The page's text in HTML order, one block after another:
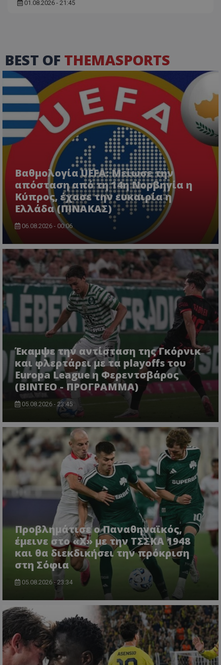
01.08.2026 - 21:45
BEST OF THEMASPORTS
Βαθμολογία UEFA: Μείωσε την
απόσταση από τη 14η Νορβηγία η
Κύπρος, έχασε την ευκαιρία η
Ελλάδα (ΠΙΝΑΚΑΣ)
06.08.2026 - 00:06
Έκαμψε την αντίσταση της Γκόρνικ
και φλερτάρει με τα playoffs του
Europa League η Φερεντσβάρος
(ΒΙΝΤΕΟ - ΠΡΟΓΡΑΜΜΑ)
05.08.2026 - 23:45
Προβλημάτισε ο Παναθηναϊκός,
έμεινε στο «Χ» με την ΤΣΣΚΑ 1948
και θα διεκδικήσει την πρόκριση
στη Σόφια
05.08.2026 - 23:34